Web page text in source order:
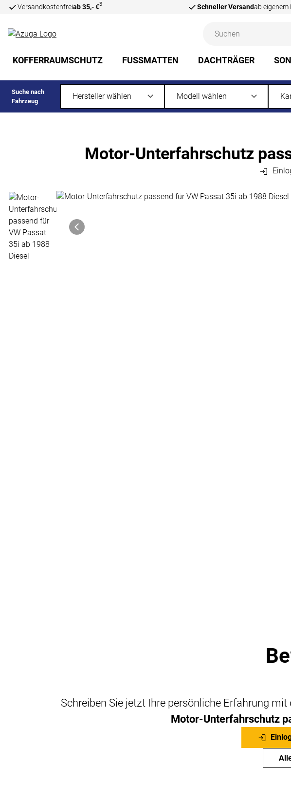
Versandkostenfreiab 35,- €3 Schneller Versandab eigenem
KOFFERRAUMSCHUTZ FUSSMATTEN DACHTRÄGER
Suche nach
Fahrzeug
Motor-Unterfahrschutz
Produktgalerie
Zur Kaufbox springen
Schreiben Sie jetzt Ihre persönliche Erfahrung
Motor-Unterfahrschutz